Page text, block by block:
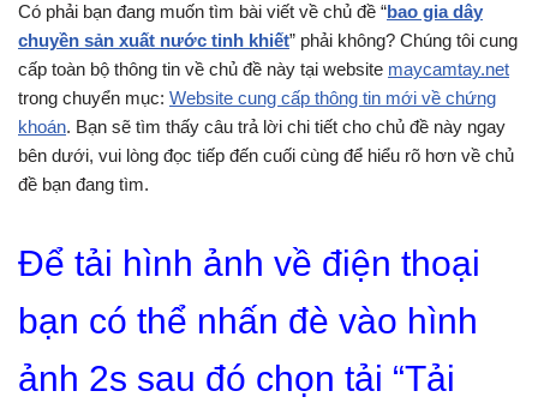
Có phải bạn đang muốn tìm bài viết về chủ đề “bao gia dây
chuyền sản xuất nước tinh khiết” phải không? Chúng tôi cung
cấp toàn bộ thông tin về chủ đề này tại website maycamtay.net
trong chuyển mục: Website cung cấp thông tin mới về chứng
khoán. Bạn sẽ tìm thấy câu trả lời chi tiết cho chủ đề này ngay
bên dưới, vui lòng đọc tiếp đến cuối cùng để hiểu rõ hơn về chủ
đề bạn đang tìm.
Để tải hình ảnh về điện thoại
bạn có thể nhấn đè vào hình
ảnh 2s sau đó chọn tải “Tải